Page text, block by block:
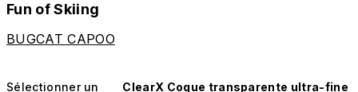
Fun of Skiing
BUGCAT CAPOO
Sélectionner un
ClearX Coque transparente ultra-fine